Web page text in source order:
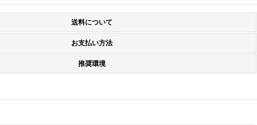
送料について
お支払い方法
推奨環境